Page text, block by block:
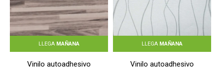
LLEGA MAÑANA
Vinilo autoadhesivo
LLEGA MAÑANA
Vinilo autoadhesivo